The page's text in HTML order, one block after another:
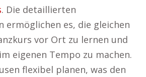
. Die detaillierten
ermöglichen es, die gleichen
vor Ort zu lernen und
eigenen Tempo zu machen.
flexibel planen, was den